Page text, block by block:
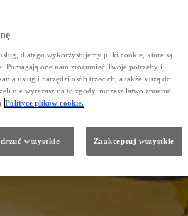
dlatego wykorzystujemy pliki cookie, które są
one nam zrozumieć Twoje potrzeby i
usług i narzędzi osób trzecich, a także służą do
nie wyrażasz na to zgody, możesz łatwo zmienić
Polityce plików cookie.
wszystkie Zaakceptuj wszystkie